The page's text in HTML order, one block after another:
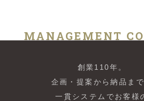
MANAGEMENT
創業110年。
企画・提案から納品まで
一貫システムでお客様